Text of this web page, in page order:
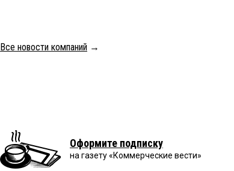
Все новости компаний →
Оформите подписку
на газету «Коммерческие вести»